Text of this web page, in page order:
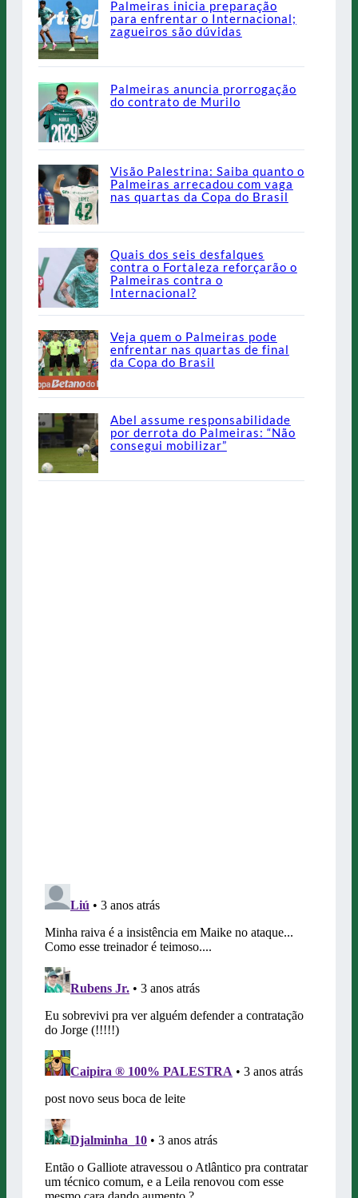
Palmeiras inicia preparação
para enfrentar o Internacional;
zagueiros são dúvidas
Palmeiras anuncia prorrogação
do contrato de Murilo
Visão Palestrina: Saiba quanto o
Palmeiras arrecadou com vaga
nas quartas da Copa do Brasil
Quais dos seis desfalques
contra o Fortaleza reforçarão o
Palmeiras contra o
Internacional?
Veja quem o Palmeiras pode
enfrentar nas quartas de final
da Copa do Brasil
Abel assume responsabilidade
por derrota do Palmeiras: “Não
consegui mobilizar”